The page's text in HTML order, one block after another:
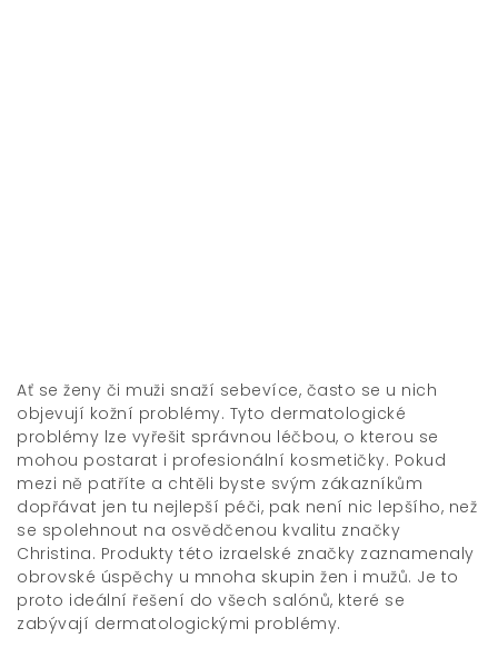
Ať se ženy či muži snaží sebevíce, často se u nich
objevují kožní problémy. Tyto dermatologické
problémy lze vyřešit správnou léčbou, o kterou se
mohou postarat i profesionální kosmetičky. Pokud
mezi ně patříte a chtěli byste svým zákazníkům
dopřávat jen tu nejlepší péči, pak není nic lepšího, než
se spolehnout na osvědčenou kvalitu značky
Christina. Produkty této izraelské značky zaznamenaly
obrovské úspěchy u mnoha skupin žen i mužů. Je to
proto ideální řešení do všech salónů, které se
zabývají dermatologickými problémy.